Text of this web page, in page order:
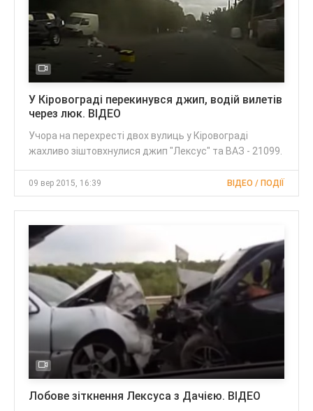
У Кіровограді перекинувся джип, водій вилетів
через люк. ВІДЕО
Учора на перехресті двох вулиць у Кіровограді
жахливо зіштовхнулися джип "Лексус" та ВАЗ - 21099.
09 вер 2015, 16:39 ВІДЕО / ПОДІЇ
Лобове зіткнення Лексуса з Дачією. ВІДЕО